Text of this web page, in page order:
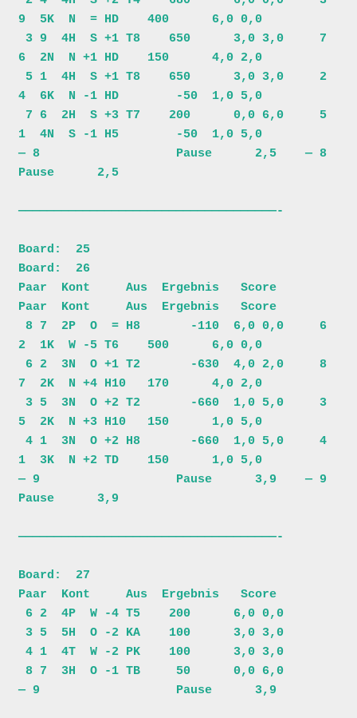
9  5K  N  = HD    400      6,0 0,0
6  2N  N +1 HD    150      4,0 2,0
4  6K  N -1 HD        -50  1,0 5,0
1  4N  S -1 H5        -50  1,0 5,0
— 8                   Pause      2,5    — 8
Pause      2,5
————————————————————————————————————-
Board:  25
Board:  26
Paar  Kont     Aus  Ergebnis   Score
Paar  Kont     Aus  Ergebnis   Score
2  1K  W -5 T6    500      6,0 0,0
7  2K  N +4 H10   170      4,0 2,0
5  2K  N +3 H10   150      1,0 5,0
1  3K  N +2 TD    150      1,0 5,0
— 9                   Pause      3,9    — 9
Pause      3,9
————————————————————————————————————-
Board:  27
Paar  Kont     Aus  Ergebnis   Score